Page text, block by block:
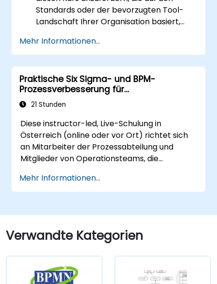
Standards oder der bevorzugten Tool-
Landschaft Ihrer Organisation basiert,
Vereinbarung.
Mehr Informationen...
Praktische Six Sigma- und BPM-
Prozessverbesserung für
Operationsteams
21 Stunden
Diese instructor-led, Live-Schulung in
Österreich (online oder vor Ort) richtet sich
an Mitarbeiter der Prozessabteilung und
Mitglieder von Operationsteams, die
Prozessverbesserung mittels Six-Sigma-
Prinzipien und BPMN 2.0-Modelling
Mehr Informationen...
Verwandte Kategorien